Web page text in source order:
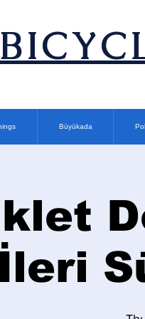
Büyükada
İleri